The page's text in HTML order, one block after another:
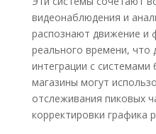
видеонаблюдения и
распознают движение
реального времени, что
интеграции с
магазины могут
отслеживания пиковых
корректировки графика